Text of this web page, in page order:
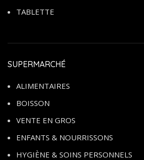
TABLETTE
SUPERMARCHÉ
ALIMENTAIRES
BOISSON
VENTE EN GROS
ENFANTS & NOURRISSONS
HYGIÈNE & SOINS PERSONNELS